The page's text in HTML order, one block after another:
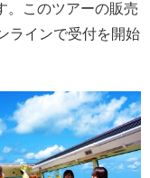
。このツアーの販売
ラインで受付を開始